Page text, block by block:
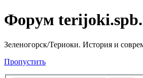
Форум
Зеленогорск/Териоки. История и
Пропустить